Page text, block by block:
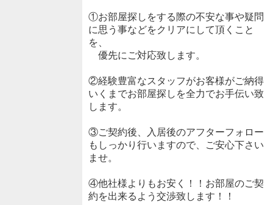
①お部屋探しをする際の不安な事や疑問
に思う事などをクリアにして頂くこと
を、
優先にご対応致します。
②経験豊富なスタッフがお客様がご納得
いくまでお部屋探しを全力でお手伝い致
します。
③ご契約後、入居後のアフターフォロー
もしっかり行いますので、ご安心下さい
ませ。
④他社様よりもお安く！！お部屋のご契
約を出来るよう交渉致します！！